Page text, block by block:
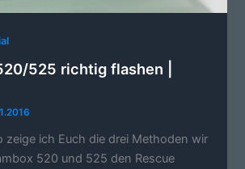
525 richtig flashen |
zeige ich Euch die drei Methoden wir
520 und 525 den Rescue